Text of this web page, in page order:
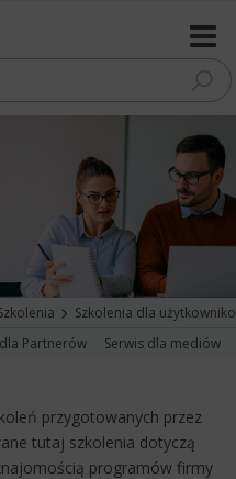
Szkolenia dla
Partnerów
Serwis dla mediów
przygotowanych przez
tutaj szkolenia dotyczą
programów firmy